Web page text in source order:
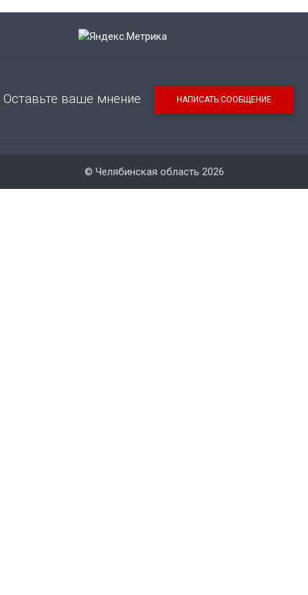
Оставьте ваше мнение НАПИСАТЬ СООБЩЕНИЕ
© Челябинская область 2026